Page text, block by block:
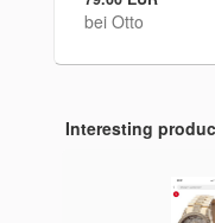
bei Otto
Interesting